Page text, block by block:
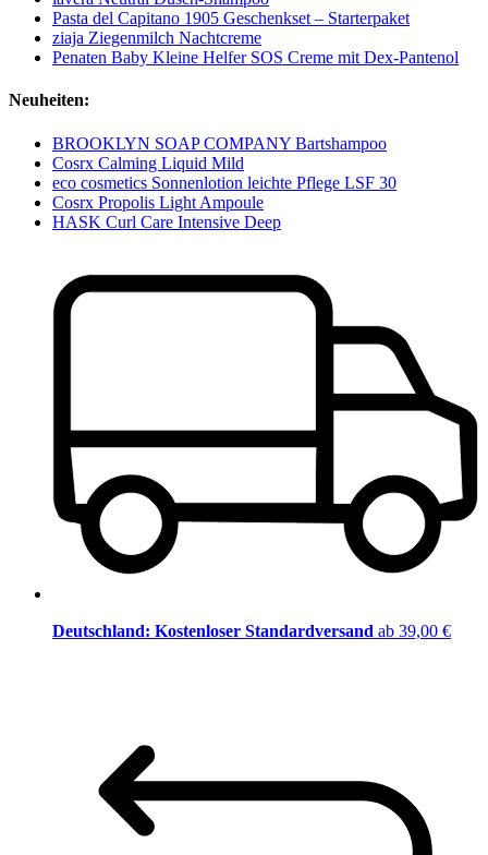
Pasta del Capitano 1905 Geschenkset – Starterpaket
ziaja Ziegenmilch Nachtcreme
Penaten Baby Kleine Helfer SOS Creme mit Dex-Pantenol
Neuheiten:
BROOKLYN SOAP COMPANY Bartshampoo
Cosrx Calming Liquid Mild
eco cosmetics Sonnenlotion leichte Pflege LSF 30
Cosrx Propolis Light Ampoule
HASK Curl Care Intensive Deep
Deutschland: Kostenloser Standardversand ab 39,00 €